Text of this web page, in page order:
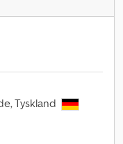
Tyskland